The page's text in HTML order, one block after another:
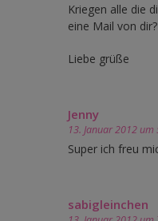
Kriegen alle die
eine Mail von
Liebe grüße
Jenny
13. Januar 2012
Super ich freu
sabigleinchen